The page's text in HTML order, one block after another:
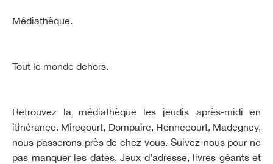
Médiathèque.
Tout le monde dehors.
Retrouvez la médiathèque les jeudis après-midi en
itinérance. Mirecourt, Dompaire, Hennecourt, Madegney,
nous passerons près de chez vous. Suivez-nous pour ne
pas manquer les dates. Jeux d’adresse, livres géants et